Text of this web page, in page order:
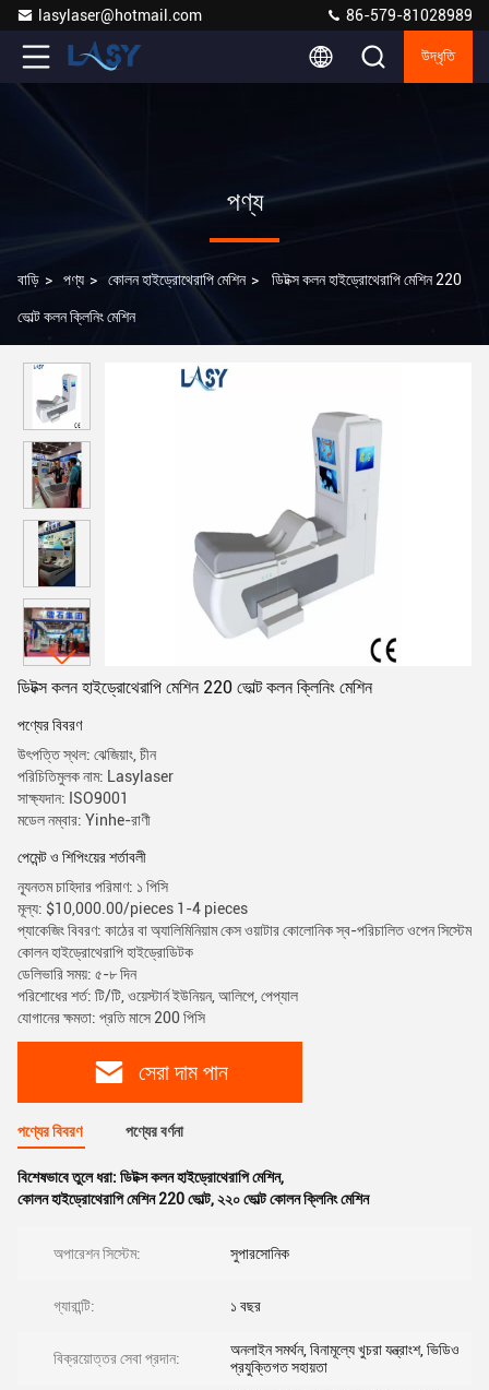
lasylaser@hotmail.com 86-579-81028989
উদ্ধৃতি
পণ্য
বাড়ি > পণ্য > কোলন হাইড্রোথেরাপি মেশিন > ডিটক্স কলন হাইড্রোথেরাপি মেশিন 220
ভোল্ট কলন ক্লিনিং মেশিন
ডিটক্স কলন হাইড্রোথেরাপি মেশিন 220 ভোল্ট কলন ক্লিনিং মেশিন
পণ্যের বিবরণ
উৎপত্তি স্থল: ঝেজিয়াং, চীন
পরিচিতিমুলক নাম: Lasylaser
সাক্ষ্যদান: ISO9001
মডেল নম্বার: Yinhe-রাণী
পেমেন্ট ও শিপিংয়ের শর্তাবলী
ন্যূনতম চাহিদার পরিমাণ: ১ পিসি
মূল্য: $10,000.00/pieces 1-4 pieces
প্যাকেজিং বিবরণ: কাঠের বা অ্যালিমিনিয়াম কেস ওয়াটার কোলোনিক স্ব-পরিচালিত ওপেন সিস্টেম
কোলন হাইড্রোথেরাপি হাইড্রোডিটক
ডেলিভারি সময়: ৫-৮ দিন
পরিশোধের শর্ত: টি/টি, ওয়েস্টার্ন ইউনিয়ন, আলিপে, পেপ্যাল
যোগানের ক্ষমতা: প্রতি মাসে 200 পিসি
সেরা দাম পান
পণ্যের বিবরণ পণ্যের বর্ণনা
বিশেষভাবে তুলে ধরা: ডিটক্স কলন হাইড্রোথেরাপি মেশিন,
কোলন হাইড্রোথেরাপি মেশিন 220 ভোল্ট,২২০ ভোল্ট কোলন ক্লিনিং মেশিন
অপারেশন সিস্টেম: সুপারসোনিক
গ্যারান্টি: ১ বছর
বিক্রয়োত্তর সেবা প্রদান:
অনলাইন সমর্থন, বিনামূল্যে খুচরা যন্ত্রাংশ, ভিডিও
প্রযুক্তিগত সহায়তা